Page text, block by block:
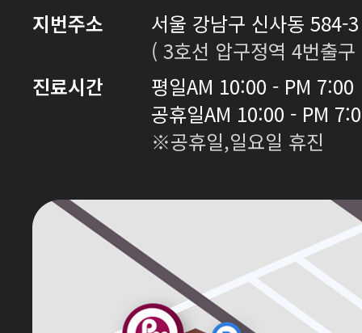
지번주소
서울 강남구 신사동 584-
( 3호선 압구정역 4번출
진료시간
평일AM 10:00 - PM 7:00
공휴일AM 10:00 - PM
※공휴일,일요일 휴진